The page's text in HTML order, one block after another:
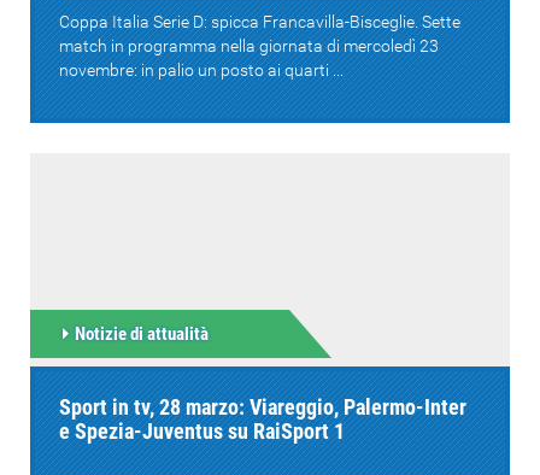
Coppa Italia Serie D: spicca Francavilla-Bisceglie. Sette
match in programma nella giornata di mercoledì 23
novembre: in palio un posto ai quarti ...
Notizie di attualità
Sport in tv, 28 marzo: Viareggio, Palermo-Inter
e Spezia-Juventus su RaiSport 1